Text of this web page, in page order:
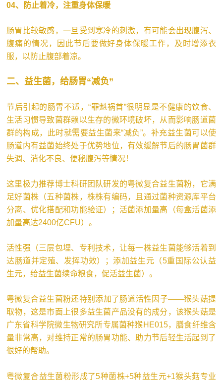
04、 防止着冷，注重身体保暖
肠胃比较敏感，一旦受到寒冷的刺激，有可能会出现腹泻、
腹痛的情况，因此节后要做好身体保暖工作，及时增添衣
服，以防止腹部着凉。
二、益生菌，给肠胃“减负”
节后引起的肠胃不适，“罪魁祸首”很明显是不健康的饮食、
生活习惯导致菌群赖以生存的微环境破坏，从而影响肠道菌
群的构成，此时就需要益生菌来“减负”。补充益生菌可以使
肠道内有益菌始终处于优势地位，有效缓解节后的肠胃菌群
失调、消化不良、便秘腹泻等情况！
这里极力推荐博士科研团队研发的粤微复合益生菌粉，它满
足好菌株（五种菌株，株株有编码，且通过菌种资源库平台
分离、优化搭配和功能验证）；活菌添加量高（每盒活菌添
加量高达2400亿CFU）。
活性强（三层包埋、专利技术，让每一株益生菌能够活着到
达肠道并定殖、发挥功效）；添加益生元（5重国际公认益
生元，给益生菌续命粮食，促活益生菌）。
粤微复合益生菌粉还特别添加了肠道活性因子——猴头菇提
取物，这是市面上很多益生菌产品没有的成分，该猴头菇是
广东省科学院微生物研究所专属菌种猴HE015，膳食纤维含
量非常高，对维持正常的肠胃功能、助力节后轻生活起到了
很好的帮助。
粤微复合益生菌粉形成了5种菌株+5种益生元+1猴头菇专业